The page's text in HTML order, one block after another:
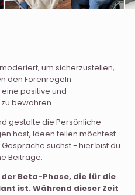
um sicherzustellen,
den Forenregeln
positive und
bewahren.
gestalte die Persönliche
hast, Ideen teilen möchtest
suchst - hier bist du
Beiträge.
Beta-Phase, die für die
ist. Während dieser Zeit